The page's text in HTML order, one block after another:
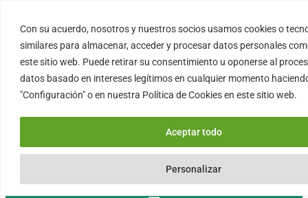
Con su acuerdo, nosotros y nuestros socios usamos cookies o
similares para almacenar, acceder y procesar datos personales
este sitio web. Puede retirar su consentimiento u oponerse al
datos basado en intereses legítimos en cualquier momento
"Configuración" o en nuestra Política de Cookies en este sitio web.
Personalizar
Aceptar todo
contenido
FORTINUX.COM
08004 – Barcelona
Cataluña – España
info@fortinux.com
SLA 24 hs. Soporte Online
0034 – 644 79 25 79
Lun – Vie 9:00 AM a 6:00PM